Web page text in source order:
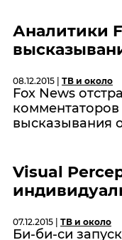
Аналитики
08.12.2015 | ТВ и около
Fox News
высказывания
Visual
07.12.2015 | ТВ и около
Би-би-си